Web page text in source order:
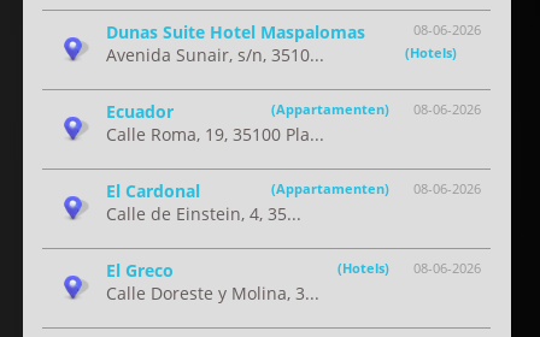
08-06-2026
Dunas Suite Hotel Maspalomas
(Hotels)
Avenida Sunair, s/n, 3510...
08-06-2026
Ecuador (Appartamenten)
Calle Roma, 19, 35100 Pla...
08-06-2026
El Cardonal (Appartamenten)
Calle de Einstein, 4, 35...
08-06-2026
El Greco (Hotels)
Calle Doreste y Molina, 3...